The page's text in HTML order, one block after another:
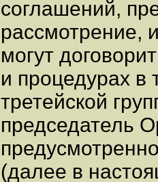
соглашений,
рассмотрение,
могут
и процедурах в
третейской
председатель
(далее в